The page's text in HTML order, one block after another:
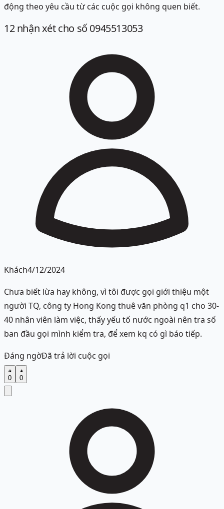
động theo yêu cầu từ các cuộc gọi không quen biết.
12nhận xétcho số 0945513053
Khách4/12/2024
Chưa biết lừa hay không, vì tôi được gọi giới thiệu một
người TQ, công ty Hong Kong thuê văn phòng q1 cho 30-
40 nhân viên làm việc, thấy yếu tố nước ngoài nên tra số
ban đầu gọi mình kiểm tra, để xem kq có gì báo tiếp.
Đáng ngờĐã trả lời cuộc gọi
0 0